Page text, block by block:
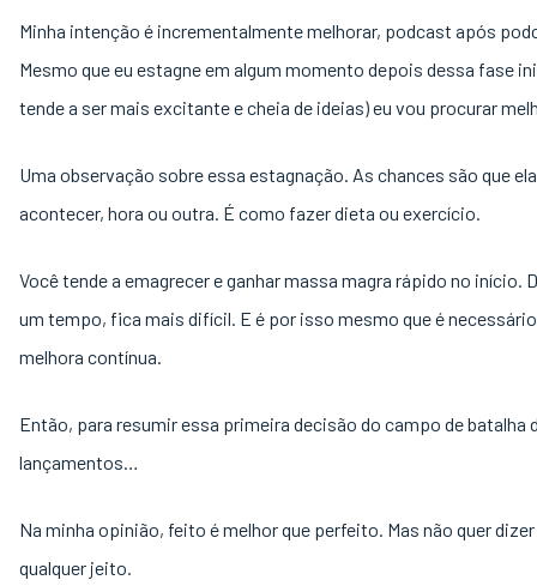
Minha intenção é incrementalmente melhorar, podcast após
Mesmo que eu estagne em algum momento depois dessa fase
tende a ser mais excitante e cheia de ideias) eu vou procurar
Uma observação sobre essa estagnação. As chances são que
acontecer, hora ou outra. É como fazer dieta ou exercício.
Você tende a emagrecer e ganhar massa magra rápido no início.
um tempo, fica mais difícil. E é por isso mesmo que é
melhora contínua.
Então, para resumir essa primeira decisão do campo de batalha
lançamentos…
Na minha opinião, feito é melhor que perfeito. Mas não quer
qualquer jeito.